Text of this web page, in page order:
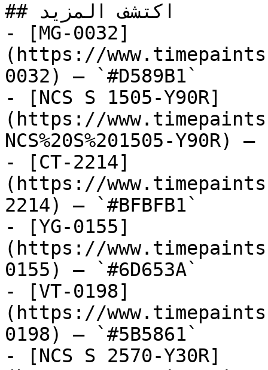
## اكتشف المزيد
- [MG-0032]
(https://
0032) — `#D589B1`
- [NCS S 1505-Y90R]
(https://
NCS%20S%201505-Y90R)
- [CT-2214]
(https://
2214) — `#BFBFB1`
- [YG-0155]
(https://
0155) — `#6D653A`
- [VT-0198]
(https://
0198) — `#5B5861`
- [NCS S 2570-Y30R]